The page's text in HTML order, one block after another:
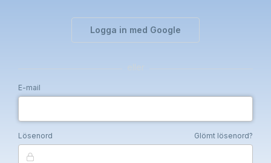
Logga in med Google
E-mail
Lösenord Glömt lösenord?